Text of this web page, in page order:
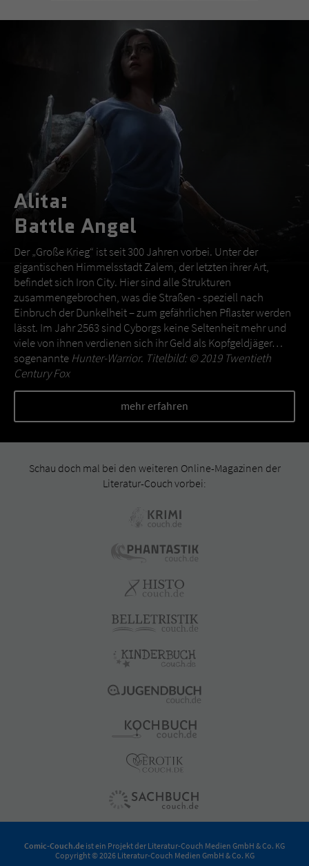
Alita:
Battle Angel
Der „Große Krieg“ ist seit 300 Jahren vorbei. Unter der
gigantischen Himmelsstadt Zalem, der letzten ihrer Art,
befindet sich Iron City. Hier sind alle Strukturen
zusammengebrochen, was die Straßen - speziell nach
Einbruch der Dunkelheit – zum gefährlichen Pflaster werden
lässt. Im Jahr 2563 sind Cyborgs keine Seltenheit mehr und
viele von ihnen verdienen sich ihr Geld als Kopfgeldjäger…
sogenannte Hunter-Warrior. Titelbild: © 2019 Twentieth
Century Fox
mehr erfahren
Schau doch mal bei den weiteren Online-Magazinen der
Literatur-Couch vorbei:
Comic-Couch.de ist ein Projekt der Literatur-Couch Medien GmbH & Co. KG
Copyright © 2026 Literatur-Couch Medien GmbH & Co. KG